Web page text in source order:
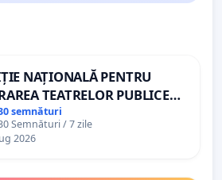
NAȚIONALĂ PENTRU
TEATRELOR PUBLICE
DIN ROMÂNIA
semnături
Semnături / 7 zile
2026